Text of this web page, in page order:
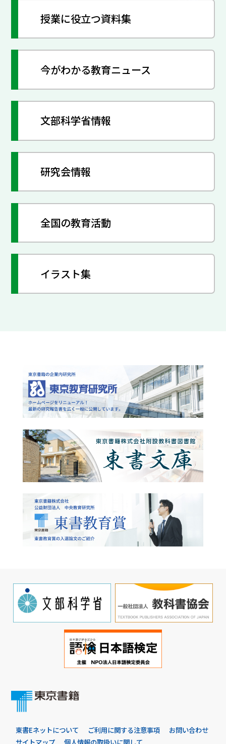
授業に役立つ資料集
今がわかる教育ニュース
文部科学省情報
研究会情報
全国の教育活動
イラスト集
東書Eネットについて ご利用に関する注意事項
お問い合わせ
サイトマップ
個人情報の取扱いに関して